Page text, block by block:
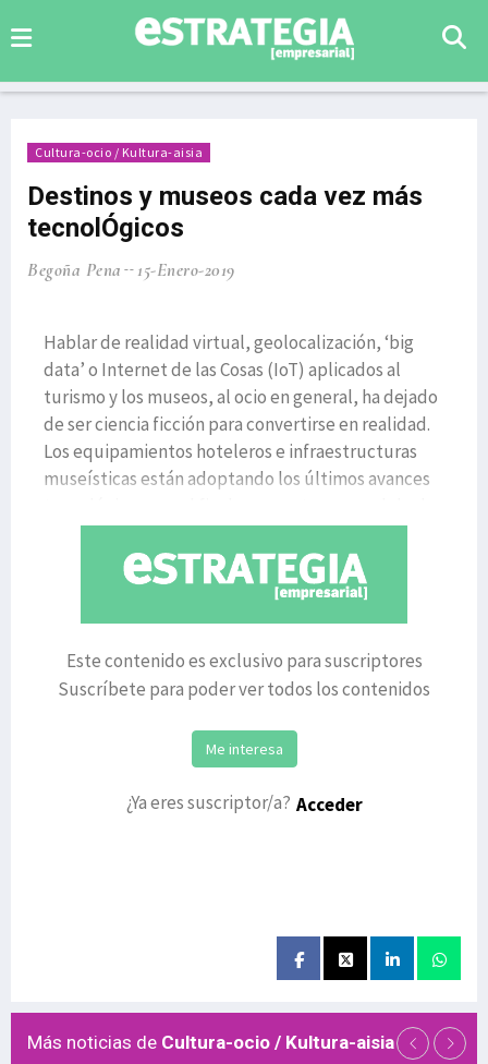
Cultura-ocio / Kultura-aisia
Destinos y museos cada vez más
tecnolÓgicos
Begoña Pena 15-Enero-2019
Hablar de realidad virtual, geolocalización, ‘big
data’ o Internet de las Cosas (IoT) aplicados al
turismo y los museos, al ocio en general, ha dejado
de ser ciencia ficción para convertirse en realidad.
Los equipamientos hoteleros e infraestructuras
museísticas están adoptando los últimos avances
Este contenido es exclusivo para suscriptores
Suscríbete para poder ver todos los contenidos
Me interesa
¿Ya eres suscriptor/a? Acceder
Más noticias de Cultura-ocio / Kultura-aisia